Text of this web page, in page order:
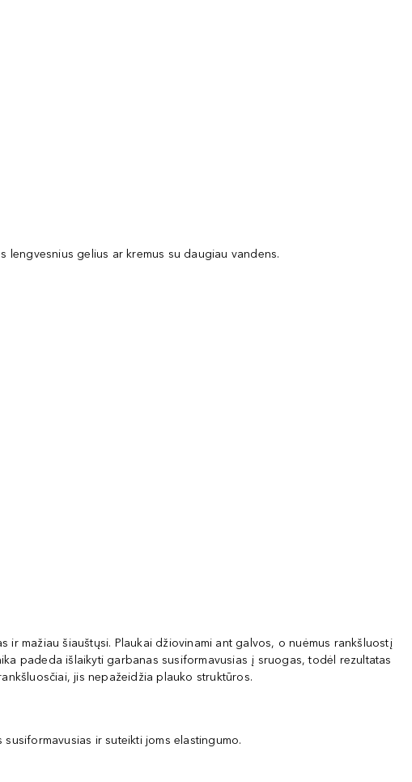
lengvesnius gelius ar kremus su daugiau vandens.
mažiau šiauštųsi. Plaukai džiovinami ant galvos, o nuėmus rankšluostį
padeda išlaikyti garbanas susiformavusias į sruogas, todėl rezultatas
jis nepažeidžia plauko struktūros.
ir suteikti joms elastingumo.